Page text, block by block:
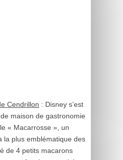
Cendrillon : Disney s’est
maison de gastronomie
« Macarrosse », un
la plus emblématique des
de 4 petits macarons